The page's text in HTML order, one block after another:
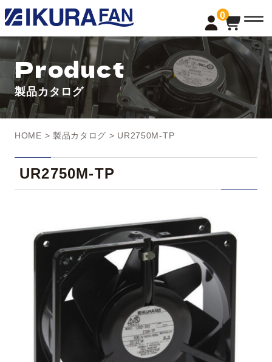
0
t
o
g
l
e
a
v
i
g
a
n
Product
製品カタログ
HOME > 製品カタログ > UR2750M-TP
UR2750M-TP